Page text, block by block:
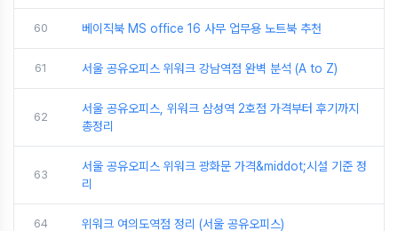
60 베이직북 MS office 16 사무 업무용 노트북 추천
61 서울 공유오피스 위워크 강남역점 완벽 분석 (A to Z)
62
서울 공유오피스, 위워크 삼성역 2호점 가격부터 후기까지
총정리
63
서울 공유오피스 위워크 광화문 가격&middot;시설 기준 정
리
64 위워크 여의도역점 정리 (서울 공유오피스)